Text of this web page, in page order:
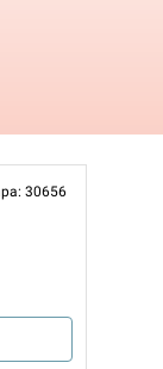
30656